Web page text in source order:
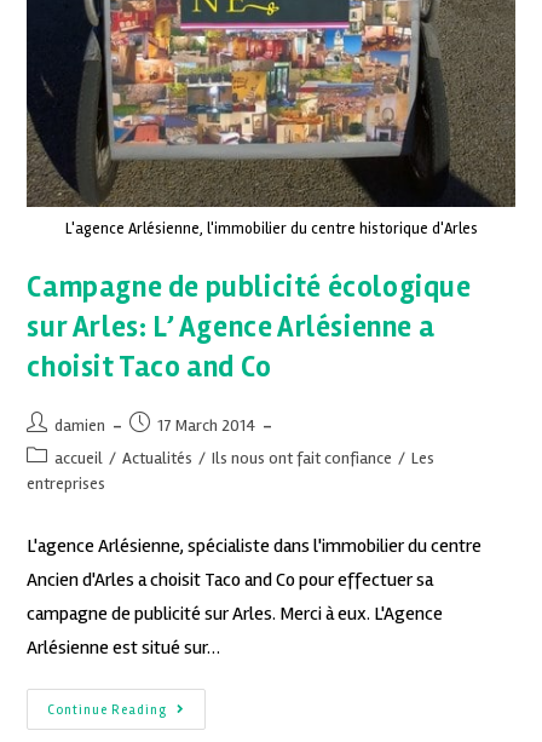
L'agence Arlésienne, l'immobilier du centre historique d'Arles
Campagne de publicité écologique
sur Arles: L’ Agence Arlésienne a
choisit Taco and Co
damien
17 March 2014
accueil / Actualités / Ils nous ont fait confiance / Les
entreprises
L'agence Arlésienne, spécialiste dans l'immobilier du centre
Ancien d'Arles a choisit Taco and Co pour effectuer sa
campagne de publicité sur Arles. Merci à eux. L'Agence
Arlésienne est situé sur…
Continue Reading